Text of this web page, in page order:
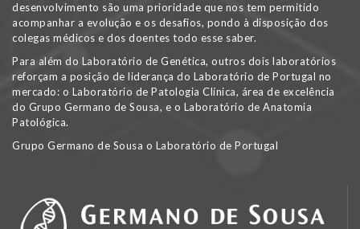
desenvolvimento são uma prioridade que nos tem permitido
acompanhar a evolução e os desafios, pondo à disposição dos
colegas médicos e dos doentes todo esse saber.
Para além do Laboratório de Genética, outros dois laboratórios
reforçam a posição de liderança do Laboratório de Portugal no
mercado: o Laboratório de Patologia Clínica, área de excelência
do Grupo Germano de Sousa, e o Laboratório de Anatomia
Patológica.
Grupo Germano de Sousa o Laboratório de Portugal